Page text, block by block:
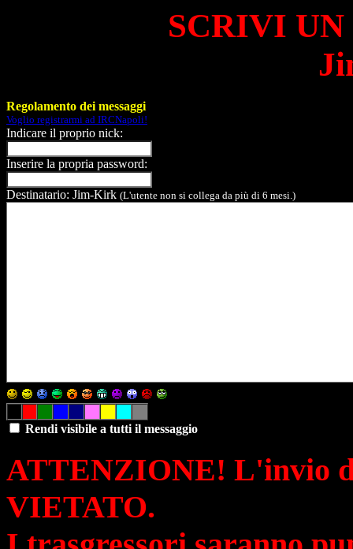
SCRIVI
Regolamento dei messaggi
Voglio registrarmi ad IRCNapoli!
Indicare il proprio nick:
Inserire la propria password:
Destinatario: Jim-Kirk (L'utente non si collega da più di 6 mesi.)
Rendi visibile a tutti il messaggio
ATTENZIONE! L'invio
VIETATO.